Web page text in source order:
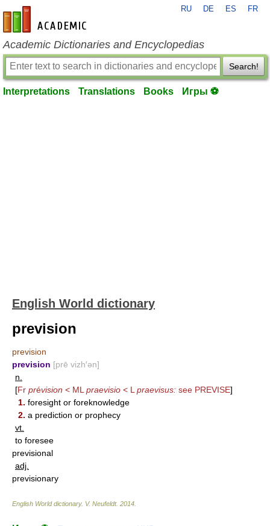
en-academic.com
RU DE ES FR
Academic Dictionaries and Encyclopedias
Search!
Interpretations Translations Books Игры ⚽
English World dictionary
prevision
prevision
prevision [prē vizh′ən]
n.
[Fr prévision < ML praevisio < L praevisus: see PREVISE]
1. foresight or foreknowledge
2. a prediction or prophecy
vt.
to foresee
previsional
adj.
previsionary
English World dictionary. V. Neufeldt. 2014